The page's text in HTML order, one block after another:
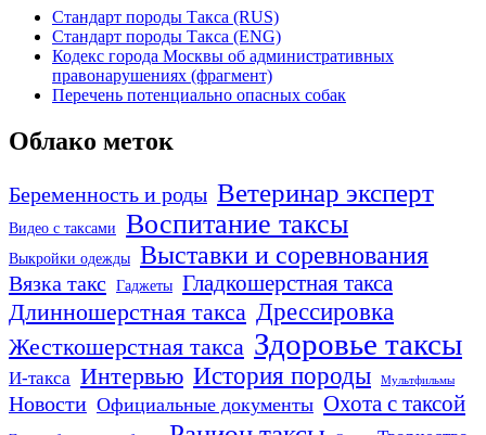
Стандарт породы Такса (RUS)
Стандарт породы Такса (ENG)
Кодекс города Москвы об административных
правонарушениях (фрагмент)
Перечень потенциально опасных собак
Облако меток
Беременность и роды Ветеринар эксперт
Видео с таксами Воспитание таксы
Выкройки одежды Выставки и соревнования
Вязка такс Гаджеты Гладкошерстная такса
Длинношерстная такса Дрессировка
Жесткошерстная такса Здоровье таксы
И-такса Интервью История породы Мультфильмы
Новости Официальные документы Охота с таксой